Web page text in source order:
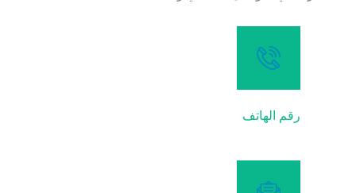
رقم الهاتف